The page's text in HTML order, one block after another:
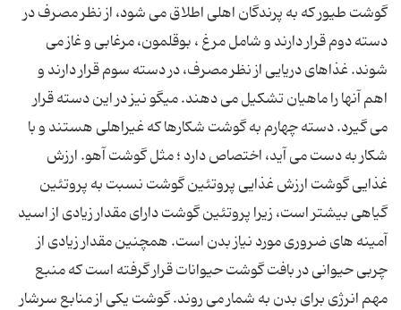
گوشت طیور که به پرندگان اهلی اطلاق می شود، از نظر مصرف در
دسته دوم قرار دارند و شامل مرغ ، بوقلمون، مرغابی و غاز می
شوند. غذاهای دریایی از نظر مصرف، در دسته سوم قرار دارند و
اهم آنها را ماهیان تشکیل می دهند. میگو نیز در این دسته قرار
می گیرد. دسته چهارم به گوشت شکارها که غیراهلی هستند و با
شکار به دست می آید، اختصاص دارد ؛ مثل گوشت آهو. ارزش
غذایی گوشت ارزش غذایی پروتئین گوشت نسبت به پروتئین
گیاهی بیشتر است، زیرا پروتئین گوشت دارای مقدار زیادی از اسید
آمینه های ضروری مورد نیاز بدن است. همچنین مقدار زیادی از
چربی حیوانی در بافت گوشت حیوانات قرار گرفته است که منبع
مهم انرژی برای بدن به شمار می روند. گوشت یکی از منابع سرشار